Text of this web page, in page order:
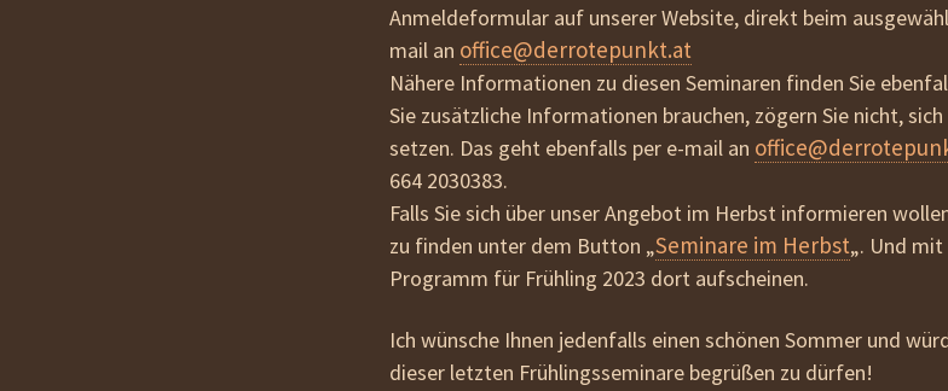
Anmeldeformular auf unserer Website, direkt beim
mail an office@derrotepunkt.at
Nähere Informationen zu diesen Seminaren finden Sie
Sie zusätzliche Informationen brauchen, zögern Sie nicht,
setzen. Das geht ebenfalls per e-mail an
664 2030383.
Falls Sie sich über unser Angebot im Herbst informieren
zu finden unter dem Button „Seminare im Herbst„. Und
Programm für Frühling 2023 dort aufscheinen.
Ich wünsche Ihnen jedenfalls einen schönen Sommer und
dieser letzten Frühlingsseminare begrüßen zu dürfen!